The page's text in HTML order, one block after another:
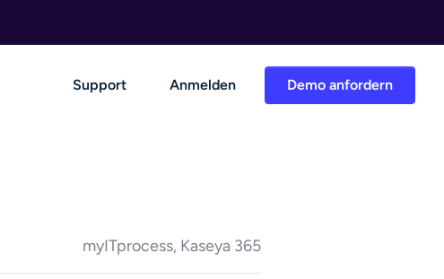
Demo anfordern
Support Anmelden
myITprocess, Kaseya 365